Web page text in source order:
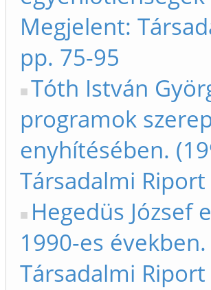
Megjelent:
pp. 75-95
Tóth István
programok
enyhítésében.
Társadalmi
Hegedüs József
1990-es
Társadalmi